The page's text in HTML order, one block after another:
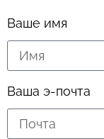
Ваше имя
Ваша э-почта